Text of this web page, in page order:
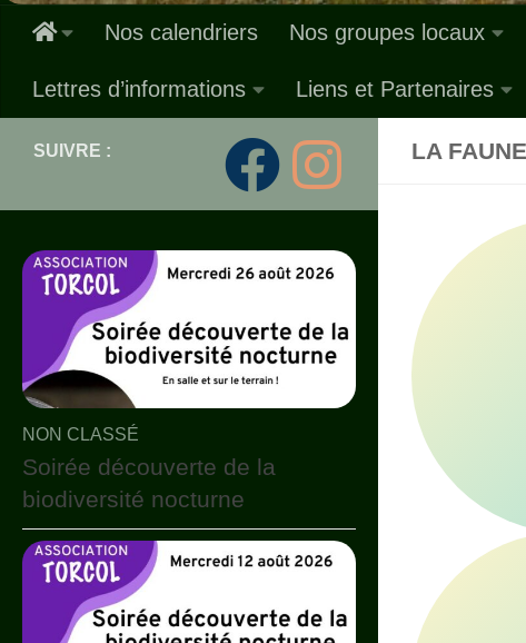
Nos calendriers Nos groupes locaux
Lettres d’informations Liens et Partenaires
LA
SUIVRE :
NON CLASSÉ
Soirée découverte de la
biodiversité nocturne